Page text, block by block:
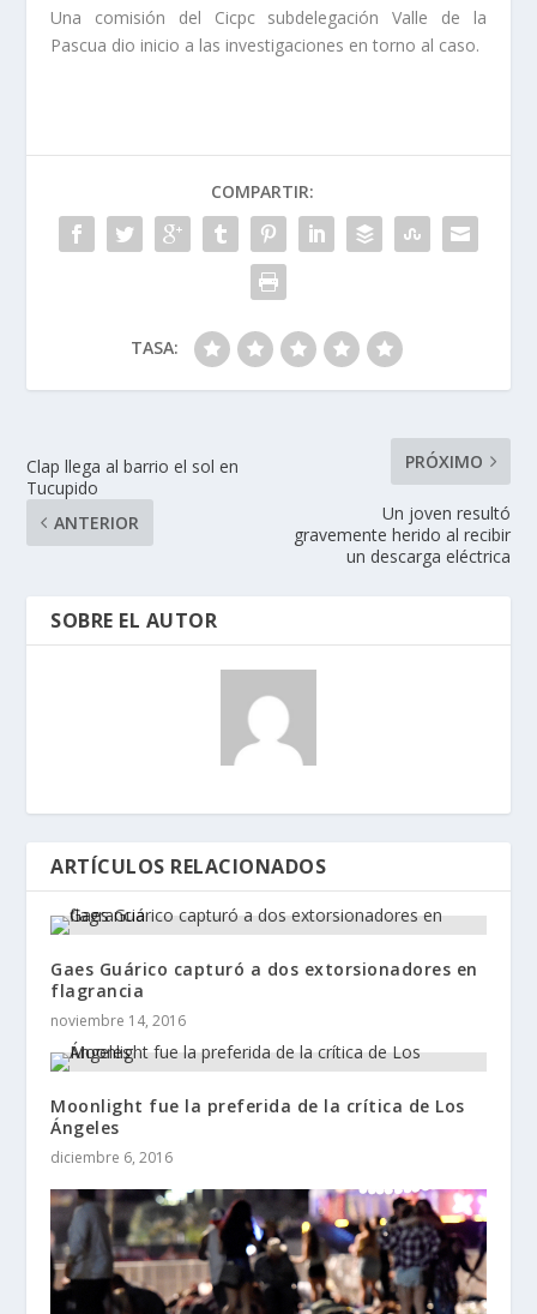
Una comisión del Cicpc subdelegación Valle de la
Pascua dio inicio a las investigaciones en torno al caso.
COMPARTIR:
TASA:
Clap llega al barrio el sol en
Tucupido
ANTERIOR
PRÓXIMO
Un joven resultó
gravemente herido al recibir
un descarga eléctrica
SOBRE EL AUTOR
ARTÍCULOS RELACIONADOS
Gaes Guárico capturó a dos extorsionadores en
flagrancia
noviembre 14, 2016
Moonlight fue la preferida de la crítica de Los
Ángeles
diciembre 6, 2016